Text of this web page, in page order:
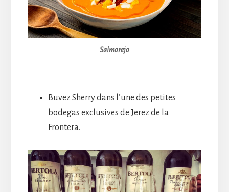
Salmorejo
Buvez Sherry dans l’une des petites
bodegas exclusives de Jerez de la
Frontera.